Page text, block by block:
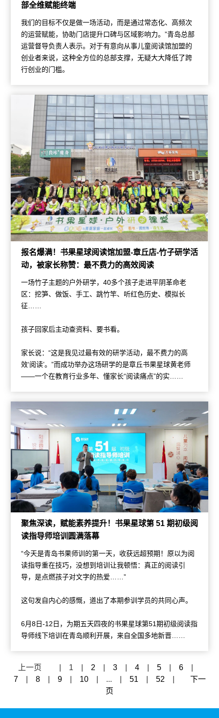
部全维赋能终端
我们的目标不仅是做一场活动，而是通过常态化、高频次
的运营赋能，协助门店提升口碑与区域影响力。”青岛总部
运营督导负责人表示。对于有意向从事儿童阅读馆加盟的
创业者来说，这种全方位的总部支撑，无疑大大降低了跨
行创业的门槛。
报名爆满！书果星球阅读馆加盟-章丘店-竹子研学活
动，被家长称赞：最不费力的高效阅读
一场竹子主题的户外研学，40多个孩子走进平阴革命老
区：挖笋、做饭、手工、跳竹竿、听红色历史、模拟长
征……
孩子回家后主动查资料、要书看。
家长说：“这是我见过最有效的研学活动，最不费力的高
效‘阅读’。”而成功举办这场研学的是章丘书果星球黄老师
——一个在教育行业多年、懂家长“阅读痛点”的实……
聚焦深读，赋能素养提升！书果星球第 51 期初级阅
读指导师培训圆满落幕
“今天是青岛书果师训的第一天，收获远超预期！原以为阅
读指导重在技巧，没想到培训让我顿悟：真正的阅读引
导，是点燃孩子对文字的热爱……”
这句发自内心的感慨，道出了本期参训学员的共同心声。
6月8日-12日，为期五天四夜的书果星球第51期初级阅读指
导师线下培训在青岛顺利开展，来自全国多地新晋……
上一页 1 2 3 4 5 6
7| 8| 9| 10| ... 51 52
下一
页